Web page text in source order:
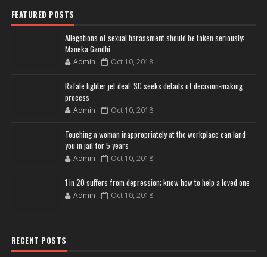
FEATURED POSTS
Allegations of sexual harassment should be taken seriously:
Maneka Gandhi
Admin Oct 10, 2018
Rafale fighter jet deal: SC seeks details of decision-making
process
Admin Oct 10, 2018
Touching a woman inappropriately at the workplace can land
you in jail for 5 years
Admin Oct 10, 2018
1 in 20 suffers from depression; know how to help a loved one
Admin Oct 10, 2018
RECENT POSTS